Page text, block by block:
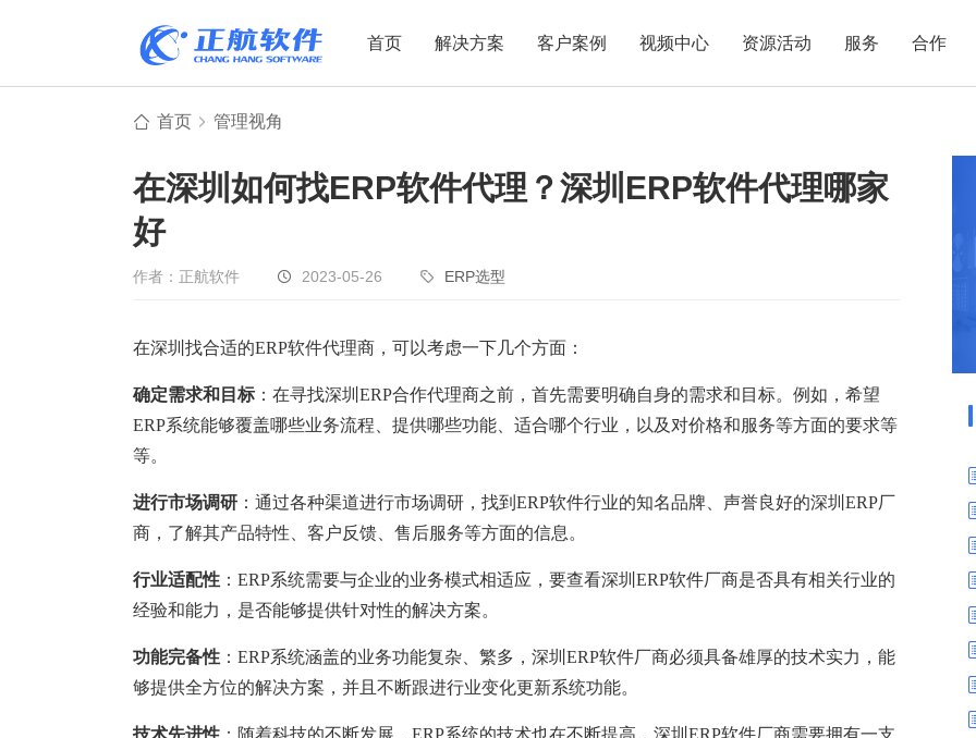
首页 解决方案
设备制造
家用电器
装备制造
五金行业
塑胶加工
智能制造
查看更多>
电子贸易
贸易行业
IC贸易行业
批发类销售
整合型贸易
工业设备贸易
查看更多>
生产管理
成本核算
质量管理
数字车间
查看更多>
APS排程
交期管理
数据可视化
查看更多>
客户案例
机电设备 家用电器 电子制造
视频中心 资源活动
市场活动
服务
售后服务
合作
正航简介
首页 管理视角
在深圳如何找ERP软件代理？深圳ERP软件代理哪家
好
作者：正航软件 2023-05-26 ERP选型
在深圳找合适的ERP软件代理商，可以考虑一下几个方面：
确定需求和目标：在寻找深圳ERP合作代理商之前，首先需要明确自身的需求和目标。例如，希望
ERP系统能够覆盖哪些业务流程、提供哪些功能、适合哪个行业，以及对价格和服务等方面的要求等
等。
进行市场调研 ：通过各种渠道进行市场调研，找到ERP软件行业的知名品牌、声誉良好的深圳ERP厂
商，了解其产品特性、客户反馈、售后服务等方面的信息。
行业适配性 ：ERP系统需要与企业的业务模式相适应，要查看深圳ERP软件厂商是否具有相关行业的
经验和能力，是否能够提供针对性的解决方案。
功能完备性 ：ERP系统涵盖的业务功能复杂、繁多，深圳ERP软件厂商必须具备雄厚的技术实力，能
够提供全方位的解决方案，并且不断跟进行业变化更新系统功能。
技术先进性 ：随着科技的不断发展，ERP系统的技术也在不断提高，深圳ERP软件厂商需要拥有一支